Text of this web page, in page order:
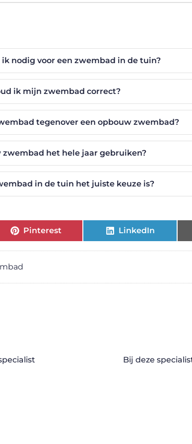
ik nodig voor een zwembad in de tuin?
ik mijn zwembad correct?
tegenover een opbouw zwembad?
zwembad het hele jaar gebruiken?
in de tuin het juiste keuze is?
Pinterest LinkedIn
Bij deze